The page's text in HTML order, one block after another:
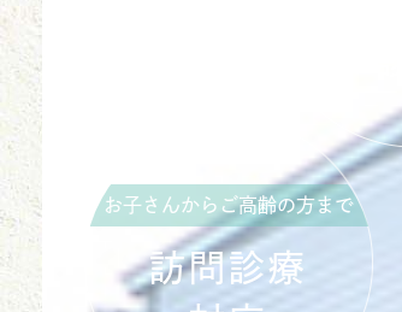
お子さんからご高齢の方まで
訪問診療